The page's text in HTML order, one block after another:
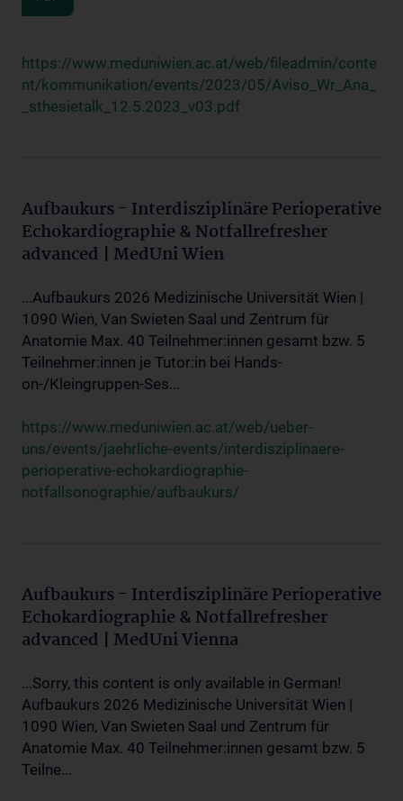
https://www.meduniwien.ac.at/web/fileadmin/conte
nt/kommunikation/events/2023/05/Aviso_Wr_Ana_
_sthesietalk_12.5.2023_v03.pdf
Aufbaukurs - Interdisziplinäre Perioperative
Echokardiographie & Notfallrefresher
advanced | MedUni Wien
...Aufbaukurs 2026 Medizinische Universität Wien |
1090 Wien, Van Swieten Saal und Zentrum für
Anatomie Max. 40 Teilnehmer:innen gesamt bzw. 5
Teilnehmer:innen je Tutor:in bei Hands-
on-/Kleingruppen-Ses...
https://www.meduniwien.ac.at/web/ueber-
uns/events/jaehrliche-events/interdisziplinaere-
perioperative-echokardiographie-
notfallsonographie/aufbaukurs/
Aufbaukurs - Interdisziplinäre Perioperative
Echokardiographie & Notfallrefresher
advanced | MedUni Vienna
...Sorry, this content is only available in German!
Aufbaukurs 2026 Medizinische Universität Wien |
1090 Wien, Van Swieten Saal und Zentrum für
Anatomie Max. 40 Teilnehmer:innen gesamt bzw. 5
Teilne...